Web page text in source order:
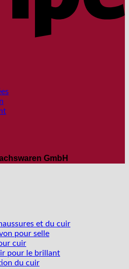
GmbH
et du cuir
pour selle
cuir
pour le brillant
du cuir